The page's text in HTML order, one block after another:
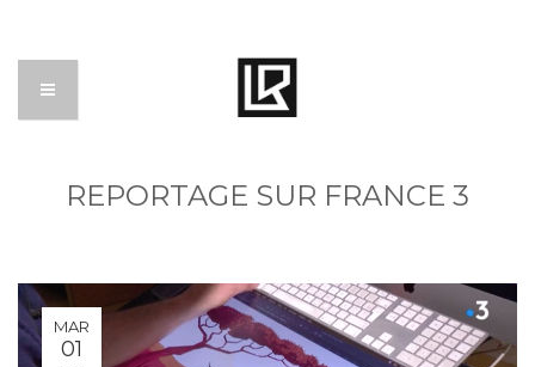
REPORTAGE SUR FRANCE 3
MAR
01